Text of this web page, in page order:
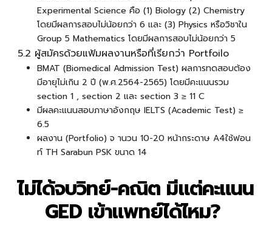
Experimental Science คือ (1) Biology (2) Chemistry
โดยมีผลการสอบไม่น้อยกว่า 6 และ (3) Physics หรือวิชาใน
Group 5 Mathematics โดยมีผลการสอบไม่น้อยกว่า 5
5.2 ผู้สมัครด้วยแฟ้มผลงานหรือที่เรียกว่า Portfoilo
BMAT (Biomedical Admission Test) ผลการทดสอบต้อง
มีอายุไม่เกิน 2 ปี (พ.ศ.2564-2565) โดยมีคะแนนรวม
section 1 , section 2 และ section 3 ≥ 11 C
มีผลคะแนนสอบภาษาอังกฤษ IELTS (Academic Test) ≥
6.5
ผลงาน (Portfolio) จ านวน 10-20 หน้ากระดาษ A4ใช้ฟอน
ท์ TH Sarabun PSK ขนาด 14
ไม่ได้จบวิทย์-คณิต มีแต่คะแนน
GED เข้าแพทย์ได้ไหม?